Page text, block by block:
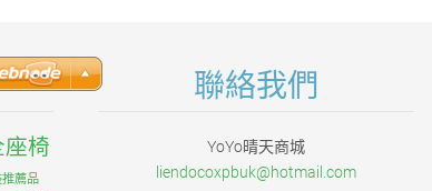
座椅
薦品
聯絡我們
YoYo晴天商城
liendocoxpbuk@hotmail.com